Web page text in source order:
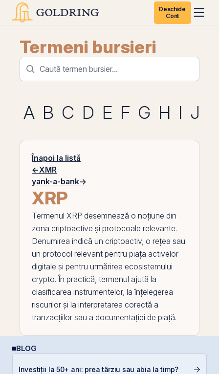
Deschide
Cont
Termeni bursieri
A B C D E F G H I J
Înapoi la listă
←XMR
yank-a-bank→
XRP
Termenul XRP desemnează o noțiune din
zona criptoactive și protocoale relevante.
Denumirea indică un criptoactiv, o rețea sau
un protocol relevant pentru piața activelor
digitale și pentru urmărirea ecosistemului
crypto. În practică, termenul ajută la
clasificarea instrumentelor, la înțelegerea
riscurilor și la interpretarea corectă a
tranzacțiilor sau a documentației de piață.
BLOG
Investiții la 50+ ani: prea târziu sau abia la timp?